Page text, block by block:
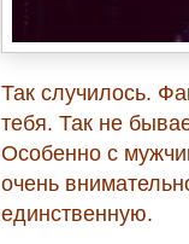
Так случилось.
тебя. Так не
Особенно с
очень
единственную.